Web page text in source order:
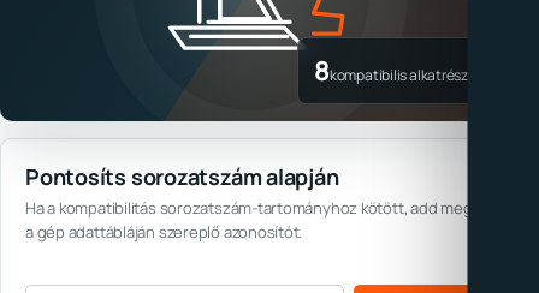
8kompatibilis alkatrész
Pontosíts sorozatszám alapján
Ha a kompatibilitás sorozatszám-tartományhoz kötött, add meg
a gép adattábláján szereplő azonosítót.